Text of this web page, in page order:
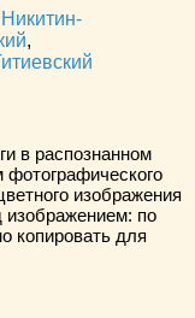
,
в распознанном
изображения
изображением: по
копировать для